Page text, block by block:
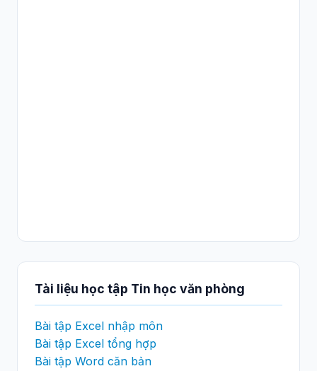
Tài liệu học tập Tin học văn phòng
Bài tập Excel nhập môn
Bài tập Excel tổng hợp
Bài tập Word căn bản